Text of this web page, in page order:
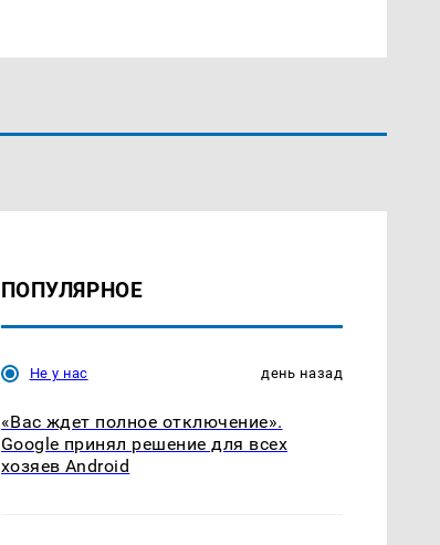
ПОПУЛЯРНОЕ
Не у нас день назад
«Вас ждет полное отключение».
Google принял решение для всех
хозяев Android